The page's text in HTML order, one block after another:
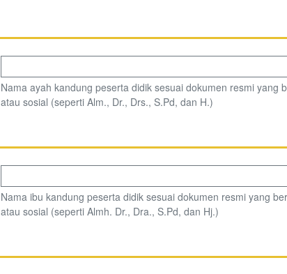
Nama ayah kandung peserta didik sesuai dokumen resmi yang
atau sosial (seperti Alm., Dr., Drs., S.Pd, dan H.)
Nama ibu kandung peserta didik sesuai dokumen resmi yang
atau sosial (seperti Almh. Dr., Dra., S.Pd, dan Hj.)